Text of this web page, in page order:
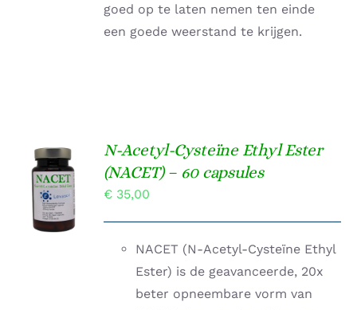
goed op te laten nemen ten einde
een goede weerstand te krijgen.
TOEVOEGEN
AAN
WINKELWAGEN
/
DETAILS
N-Acetyl-Cysteïne Ethyl Ester
(NACET) – 60 capsules
€ 35,00
NACET (N-Acetyl-Cysteïne Ethyl
Ester) is de geavanceerde, 20x
beter opneembare vorm van